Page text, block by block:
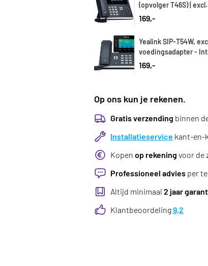
(opvolger T46S) |
Int. Firmware
169,-
Yealink SIP-T54W,
voedingsadapter -
169,-
Op ons kun je rekenen.
Gratis verzending binnen
Installatieservice kant-en-
Kopen op rekening voor de
Professioneel advies per
Altijd minimaal 2 jaar
Klantbeoordeling9,2